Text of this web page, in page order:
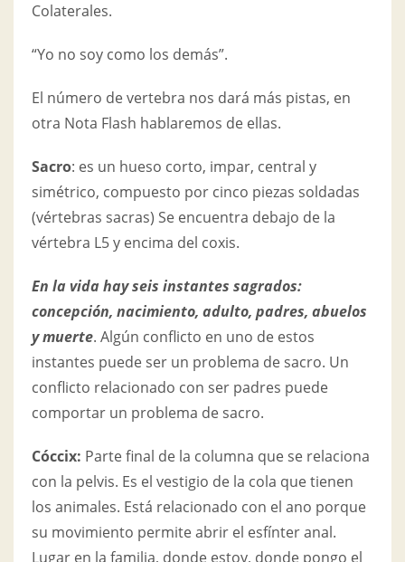
Colaterales.
“Yo no soy como los demás”.
El número de vertebra nos dará más pistas, en
otra Nota Flash hablaremos de ellas.
Sacro: es un hueso corto, impar, central y
simétrico, compuesto por cinco piezas soldadas
(vértebras sacras) Se encuentra debajo de la
vértebra L5 y encima del coxis.
En la vida hay seis instantes sagrados:
concepción, nacimiento, adulto, padres, abuelos
y muerte. Algún conflicto en uno de estos
instantes puede ser un problema de sacro. Un
conflicto relacionado con ser padres puede
comportar un problema de sacro.
Cóccix: Parte final de la columna que se relaciona
con la pelvis. Es el vestigio de la cola que tienen
los animales. Está relacionado con el ano porque
su movimiento permite abrir el esfínter anal.
Lugar en la familia, donde estoy, donde pongo el